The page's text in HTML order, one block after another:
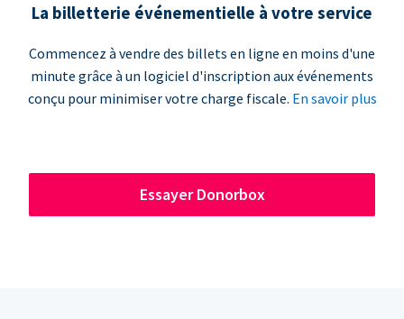
La billetterie événementielle à votre service
Commencez à vendre des billets en ligne en moins d'une
minute grâce à un logiciel d'inscription aux événements
conçu pour minimiser votre charge fiscale. En savoir plus
Essayer Donorbox